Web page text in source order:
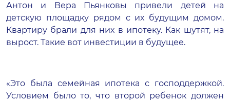
Антон и Вера Пьянковы привели детей на
детскую площадку рядом с их будущим домом.
Квартиру брали для них в ипотеку. Как шутят, на
вырост. Такие вот инвестиции в будущее.
«Это была семейная ипотека с господдержкой.
Условием было то, что второй ребенок должен